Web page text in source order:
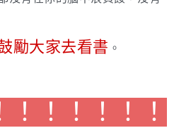
勵大家去看書 。
！！！！！